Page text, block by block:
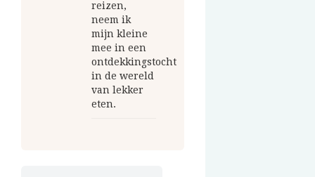
reizen,
neem ik
mijn kleine
mee in een
ontdekkingstocht
in de wereld
van lekker
eten.